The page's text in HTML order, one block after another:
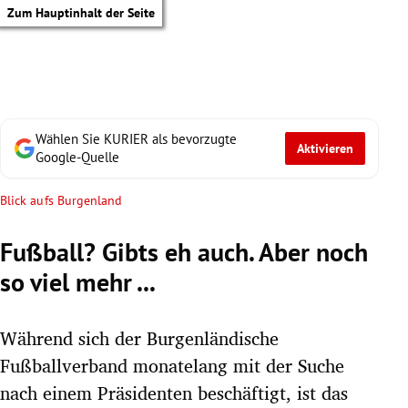
Zum Hauptinhalt der Seite
Untermenü
Wählen Sie KURIER als bevorzugte
Google-Quelle
Aktivieren
Blick aufs Burgenland
Fußball? Gibts eh auch. Aber noch
so viel mehr ...
Während sich der Burgenländische
Fußballverband monatelang mit der Suche
nach einem Präsidenten beschäftigt, ist das